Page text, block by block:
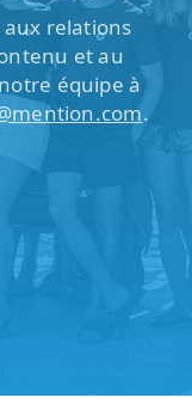
relations
et au
équipe à
.